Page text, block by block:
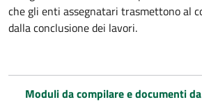
che gli enti assegnatari trasmettono al
dalla conclusione dei lavori.
Moduli da compilare e documenti